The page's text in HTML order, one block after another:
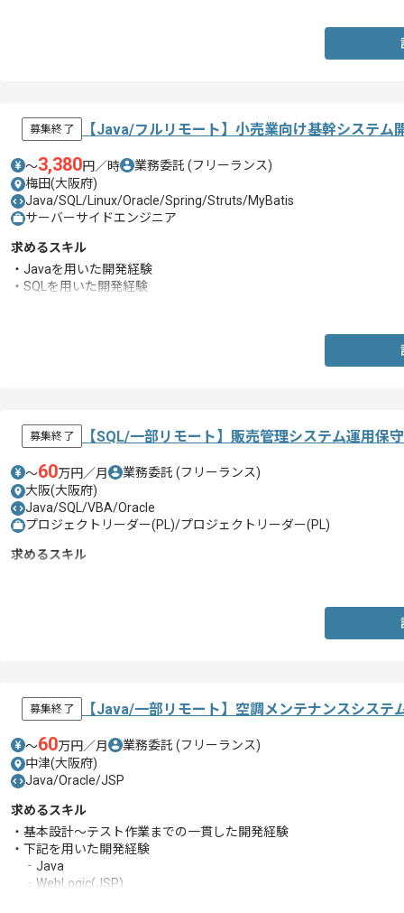
募集終了 【Java/フルリモート】小売業向け基幹システ
〜3,380円／時 業務委託 (フリーランス)
梅田(大阪府)
Java/SQL/Linux/Oracle/Spring/Struts/MyBatis
サーバーサイドエンジニア
求めるスキル
・Javaを用いた開発経験
・SQLを用いた開発経験
募集終了 【SQL/一部リモート】販売管理システム運用保
〜60万円／月 業務委託 (フリーランス)
大阪(大阪府)
Java/SQL/VBA/Oracle
プロジェクトリーダー(PL)/プロジェクトリーダー(PL)
求めるスキル
募集終了 【Java/一部リモート】空調メンテナンスシス
〜60万円／月 業務委託 (フリーランス)
中津(大阪府)
Java/Oracle/JSP
求めるスキル
・基本設計～テスト作業までの一貫した開発経験
・下記を用いた開発経験
‐Java
‐WebLogic(JSP)